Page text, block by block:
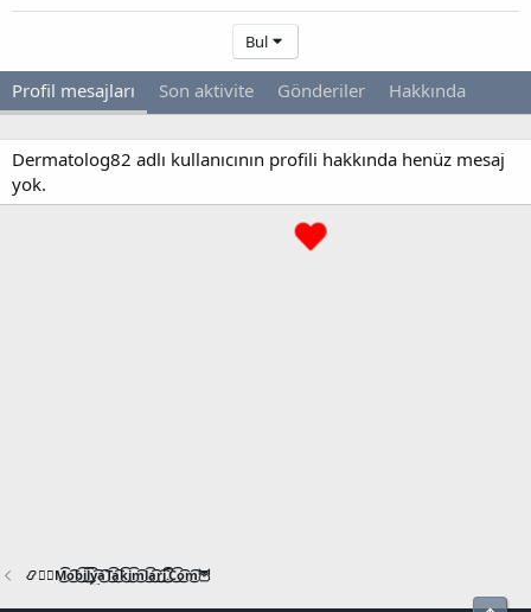
Bul
Profil mesajları Son aktivite Gönderiler Hakkında
Dermatolog82 adlı kullanıcının profili hakkında henüz mesaj
yok.
📿🧙‍♂️M͜͡o͜͡b͜͡i͜͡l͜͡y͜͡a͜͡T͜͡a͜͡k͜͡i͜͡m͜͡l͜͡a͜͡r͜͡i͜͡.͜͡C͜͡o͜͡m͜͡🦉